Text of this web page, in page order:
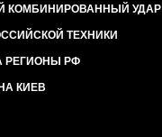
КОМБИНИРОВАННЫЙ УДАР
ТЕХНИКИ
РЕГИОНЫ РФ
КИЕВ